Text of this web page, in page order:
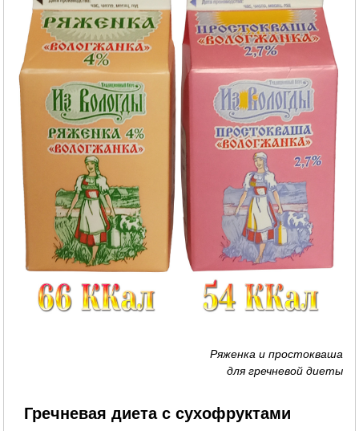
Ряженка и простокваша
для гречневой диеты
Гречневая диета с сухофруктами